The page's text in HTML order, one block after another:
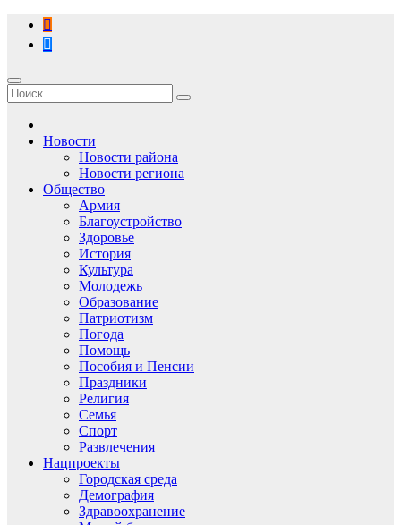
Перейти
содержимому
Новости
Новости района
Новости региона
Общество
Армия
Благоустройство
Здоровье
История
Культура
Молодежь
Образование
Патриотизм
Погода
Помощь
Пособия и Пенсии
Праздники
Религия
Семья
Спорт
Развлечения
Нацпроекты
Городская среда
Демография
Здравоохранение